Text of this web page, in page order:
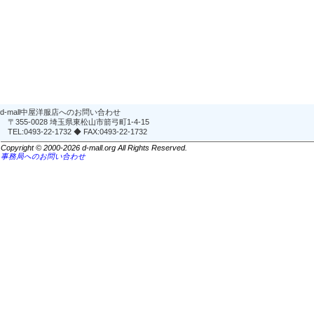
d-mall中屋洋服店へのお問い合わせ
〒355-0028 埼玉県東松山市箭弓町1-4-15
TEL:0493-22-1732 ◆ FAX:0493-22-1732
Copyright © 2000-2026 d-mall.org All Rights Reserved.
事務局へのお問い合わせ